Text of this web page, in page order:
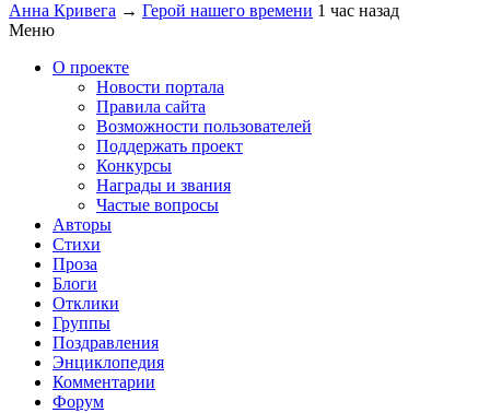
Анна Кривега → Герой нашего времени 1 час назад
Меню
О проекте
Новости портала
Правила сайта
Возможности пользователей
Поддержать проект
Конкурсы
Награды и звания
Частые вопросы
Авторы
Стихи
Проза
Блоги
Отклики
Группы
Поздравления
Энциклопедия
Комментарии
Форум